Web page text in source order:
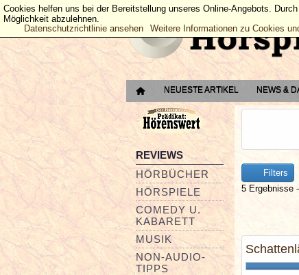
NEUESTE ARTIKEL NEWS &
REVIEWS
HÖRBÜCHER
HÖRSPIELE
COMEDY U.
KABARETT
MUSIK
NON-AUDIO-
TIPPS
Filters
5 Ergebnisse
Cookies helfen uns bei der Bereitstellung unseres Online-Angebots.
Möglichkeit abzulehnen.
Datenschutzrichtlinie ansehen
Weitere Informationen zu Cookies